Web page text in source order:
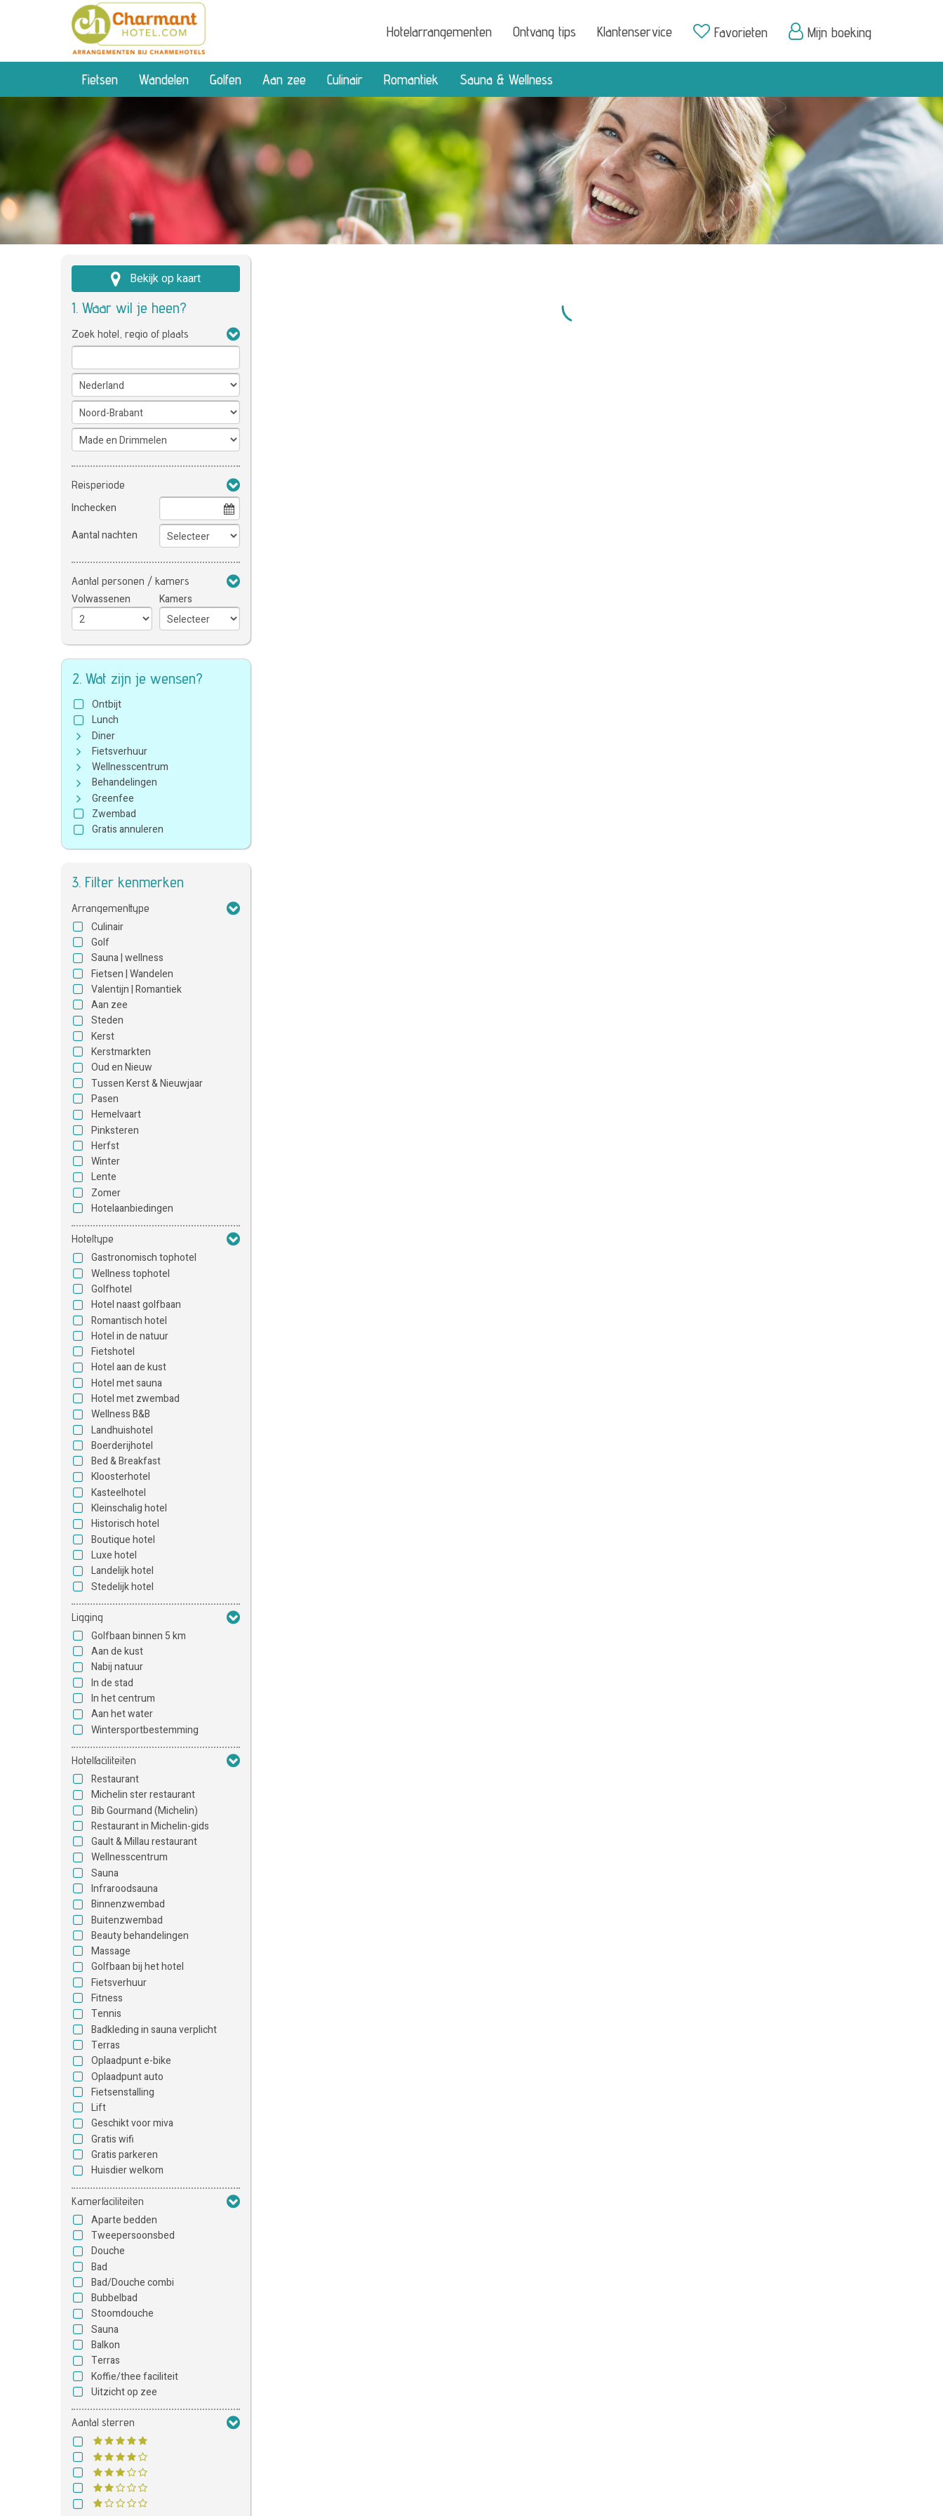
Hotelarrangementen Ontvang tips Klantenservice Favorieten Mijn boeking
Fietsen Wandelen Golfen Aan zee Culinair Romantiek Sauna & Wellness
Bekijk op kaart
1. Waar wil je heen?
Zoek hotel, regio of plaats
Reisperiode
Inchecken
Aantal nachten
Aantal personen / kamers
Volwassenen Kamers
2. Wat zijn je wensen?
Ontbijt
Lunch
Diner
Fietsverhuur
Wellnesscentrum
Behandelingen
Greenfee
Zwembad
Gratis annuleren
3. Filter kenmerken
Arrangementtype
Culinair
Golf
Sauna | wellness
Fietsen | Wandelen
Valentijn | Romantiek
Aan zee
Steden
Kerst
Kerstmarkten
Oud en Nieuw
Tussen Kerst & Nieuwjaar
Pasen
Hemelvaart
Pinksteren
Herfst
Winter
Lente
Zomer
Hotelaanbiedingen
Hoteltype
Gastronomisch tophotel
Wellness tophotel
Golfhotel
Hotel naast golfbaan
Romantisch hotel
Hotel in de natuur
Fietshotel
Hotel aan de kust
Hotel met sauna
Hotel met zwembad
Wellness B&B
Landhuishotel
Boerderijhotel
Bed & Breakfast
Kloosterhotel
Kasteelhotel
Kleinschalig hotel
Historisch hotel
Boutique hotel
Luxe hotel
Landelijk hotel
Stedelijk hotel
Ligging
Golfbaan binnen 5 km
Aan de kust
Nabij natuur
In de stad
In het centrum
Aan het water
Wintersportbestemming
Hotelfaciliteiten
Restaurant
Michelin ster restaurant
Bib Gourmand (Michelin)
Restaurant in Michelin-gids
Gault & Millau restaurant
Wellnesscentrum
Sauna
Infraroodsauna
Binnenzwembad
Buitenzwembad
Beauty behandelingen
Massage
Golfbaan bij het hotel
Fietsverhuur
Fitness
Tennis
Badkleding in sauna verplicht
Terras
Oplaadpunt e-bike
Oplaadpunt auto
Fietsenstalling
Lift
Geschikt voor miva
Gratis wifi
Gratis parkeren
Huisdier welkom
Kamerfaciliteiten
Aparte bedden
Tweepersoonsbed
Douche
Bad
Bad/Douche combi
Bubbelbad
Stoomdouche
Sauna
Balkon
Terras
Koffie/thee faciliteit
Uitzicht op zee
Aantal sterren